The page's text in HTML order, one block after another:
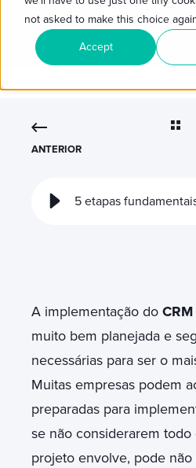
not asked to make this choice
Accept
A
ANTERIOR
A implementação do
muito bem planejada e
necessárias para ser o
Muitas empresas podem
preparadas para
se não considerarem
projeto envolve, pode